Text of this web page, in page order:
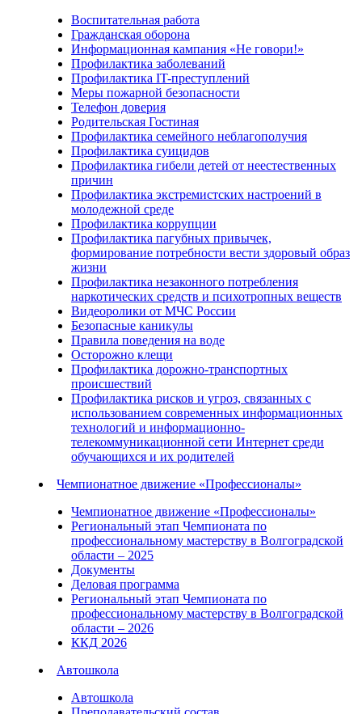
Воспитательная работа
Гражданская оборона
Информационная кампания «Не говори!»
Профилактика заболеваний
Профилактика IT-преступлений
Меры пожарной безопасности
Телефон доверия
Родительская Гостиная
Профилактика семейного неблагополучия
Профилактика суицидов
Профилактика гибели детей от неестественных
причин
Профилактика экстремистских настроений в
молодежной среде
Профилактика коррупции
Профилактика пагубных привычек,
формирование потребности вести здоровый образ
жизни
Профилактика незаконного потребления
наркотических средств и психотропных веществ
Видеоролики от МЧС России
Безопасные каникулы
Правила поведения на воде
Осторожно клещи
Профилактика дорожно-транспортных
происшествий
Профилактика рисков и угроз, связанных с
использованием современных информационных
технологий и информационно-
телекоммуникационной сети Интернет среди
обучающихся и их родителей
Чемпионатное движение «Профессионалы»
Чемпионатное движение «Профессионалы»
Региональный этап Чемпионата по
профессиональному мастерству в Волгоградской
области – 2025
Документы
Деловая программа
Региональный этап Чемпионата по
профессиональному мастерству в Волгоградской
области – 2026
ККД 2026
Автошкола
Автошкола